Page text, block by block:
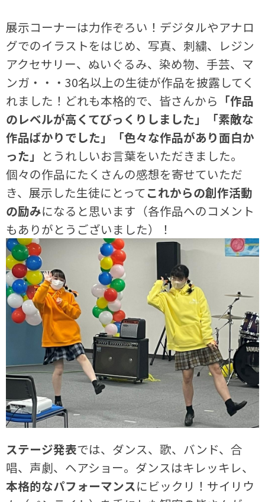
展示コーナーは力作ぞろい！デジタルやアナロ
グでのイラストをはじめ、写真、刺繍、レジン
アクセサリー、ぬいぐるみ、染め物、手芸、マ
ンガ・・・30名以上の生徒が作品を披露してく
れました！どれも本格的で、皆さんから 「作品
のレベルが高くてびっくりしました」「素敵な
作品ばかりでした」「色々な作品があり面白か
った」 とうれしいお言葉をいただきました。
個々の作品にたくさんの感想を寄せていただ
き、展示した生徒にとってこれからの創作活動
の励みになると思います（各作品へのコメント
もありがとうございました）！
ステージ発表では、ダンス、歌、バンド、合
唱、声劇、ヘアショー。ダンスはキレッキレ、
本格的なパフォーマンスにビックリ！サイリウ